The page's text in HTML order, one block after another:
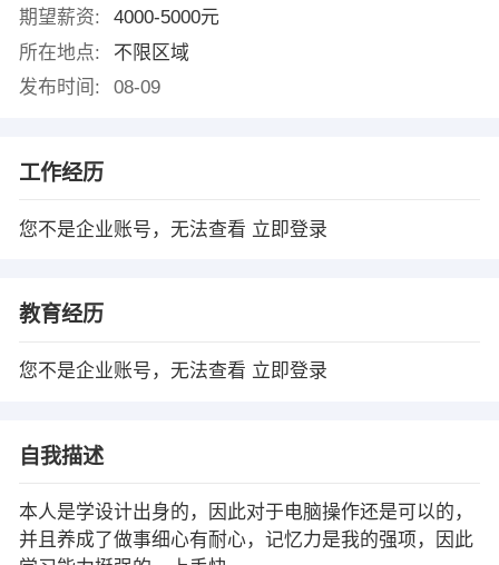
期望薪资:
4000-5000元
所在地点:
不限区域
发布时间:
08-09
工作经历
您不是企业账号，无法查看 立即登录
教育经历
您不是企业账号，无法查看 立即登录
自我描述
本人是学设计出身的，因此对于电脑操作还是可以的，
并且养成了做事细心有耐心，记忆力是我的强项，因此